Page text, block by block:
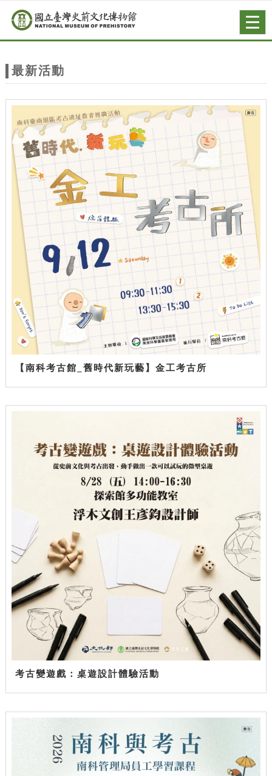
站
主
題
跳到主要內容
網站導覽
最新活動
【南科考古館_舊時代新玩藝】金工考古所
考古變遊戲：桌遊設計體驗活動